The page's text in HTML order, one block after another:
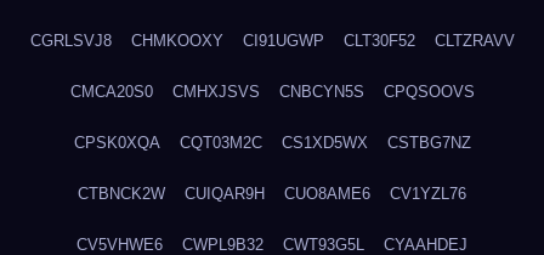
CGRLSVJ8 CHMKOOXY CI91UGWP CLT30F52 CLTZRAVV
CMCA20S0 CMHXJSVS CNBCYN5S CPQSOOVS
CPSK0XQA CQT03M2C CS1XD5WX CSTBG7NZ
CTBNCK2W CUIQAR9H CUO8AME6 CV1YZL76
CV5VHWE6 CWPL9B32 CWT93G5L CYAAHDEJ